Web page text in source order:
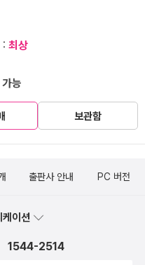
최상
능
보관함
출판사 안내 PC 버전
이션
1544-2514